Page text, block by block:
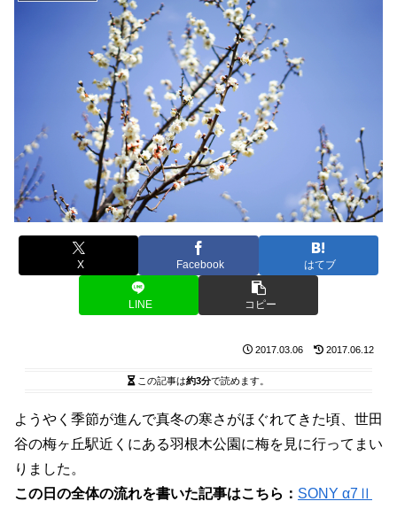
X Facebook はてブ
LINE コピー
2017.03.06 2017.06.12
この記事は約3分で読めます。
ようやく季節が進んで真冬の寒さがほぐれてきた頃、世田
谷の梅ヶ丘駅近くにある羽根木公園に梅を見に行ってまい
りました。
この日の全体の流れを書いた記事はこちら： SONY α7Ⅱ